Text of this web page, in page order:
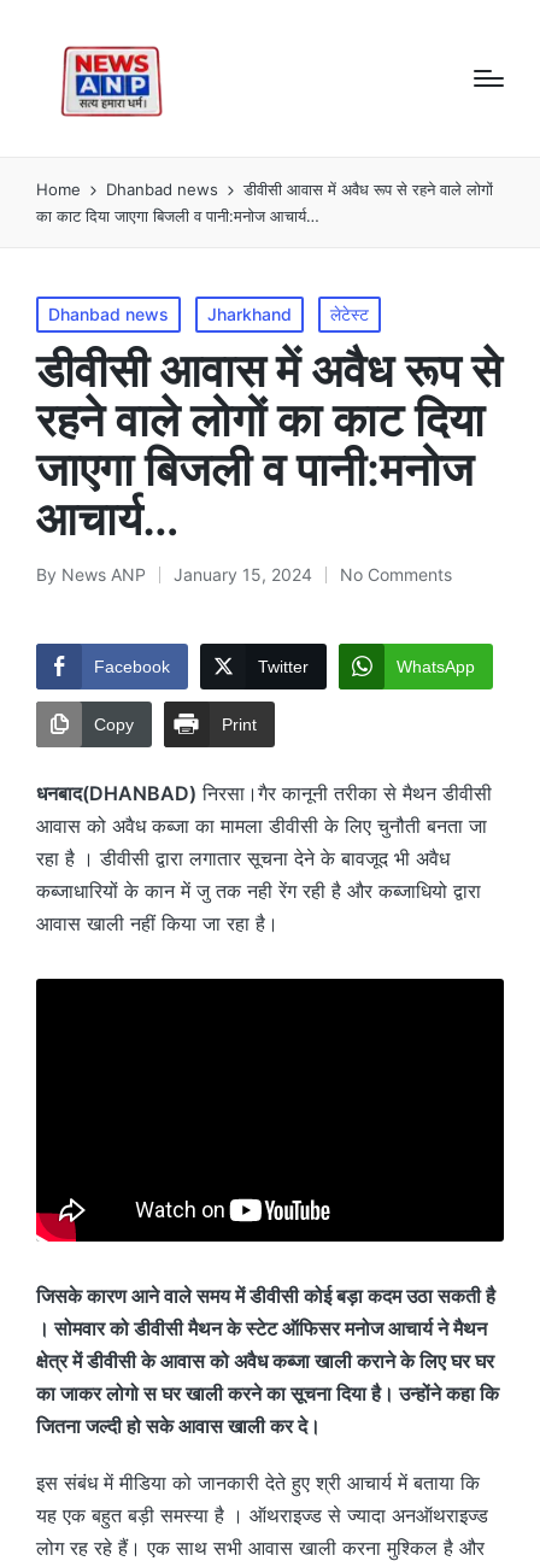
Home Dhanbad news
डीवीसी आवास में अवैध रूप से रहने वाले लोगों
का काट दिया जाएगा बिजली व पानी:मनोज आचार्य…
Posted
in
Dhanbad news Jharkhand लेटेस्ट
डीवीसी आवास में अवैध रूप से
रहने वाले लोगों का काट दिया
जाएगा बिजली व पानी:मनोज
आचार्य…
Posted
By News ANP January 15, 2024 No Comments
Facebook Twitter WhatsApp
Copy Print
धनबाद(DHANBAD) निरसा।गैर कानूनी तरीका से मैथन डीवीसी
आवास को अवैध कब्जा का मामला डीवीसी के लिए चुनौती बनता जा
रहा है । डीवीसी द्वारा लगातार सूचना देने के बावजूद भी अवैध
कब्जाधारियों के कान में जु तक नही रेंग रही है और कब्जाधियो द्वारा
आवास खाली नहीं किया जा रहा है।
जिसके कारण आने वाले समय में डीवीसी कोई बड़ा कदम उठा सकती है
। सोमवार को डीवीसी मैथन के स्टेट ऑफिसर मनोज आचार्य ने मैथन
क्षेत्र में डीवीसी के आवास को अवैध कब्जा खाली कराने के लिए घर घर
का जाकर लोगो स घर खाली करने का सूचना दिया है। उन्होंने कहा कि
जितना जल्दी हो सके आवास खाली कर दे।
इस संबंध में मीडिया को जानकारी देते हुए श्री आचार्य में बताया कि
यह एक बहुत बड़ी समस्या है । ऑथराइज्ड से ज्यादा अनऑथराइज्ड
लोग रह रहे हैं। एक साथ सभी आवास खाली करना मुश्किल है और